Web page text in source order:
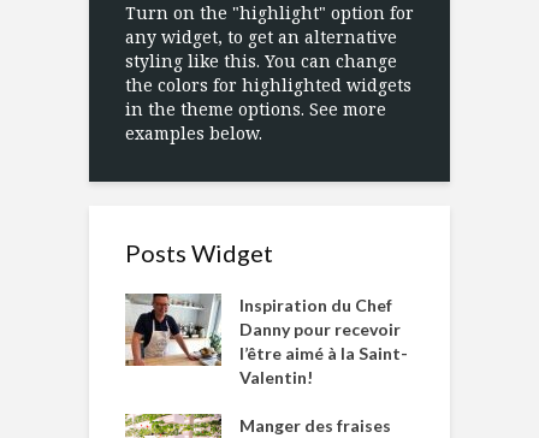
Turn on the "highlight" option for
any widget, to get an alternative
styling like this. You can change
the colors for highlighted widgets
in the theme options. See more
examples below.
Posts Widget
Inspiration du Chef
Danny pour recevoir
l’être aimé à la Saint-
Valentin!
Manger des fraises